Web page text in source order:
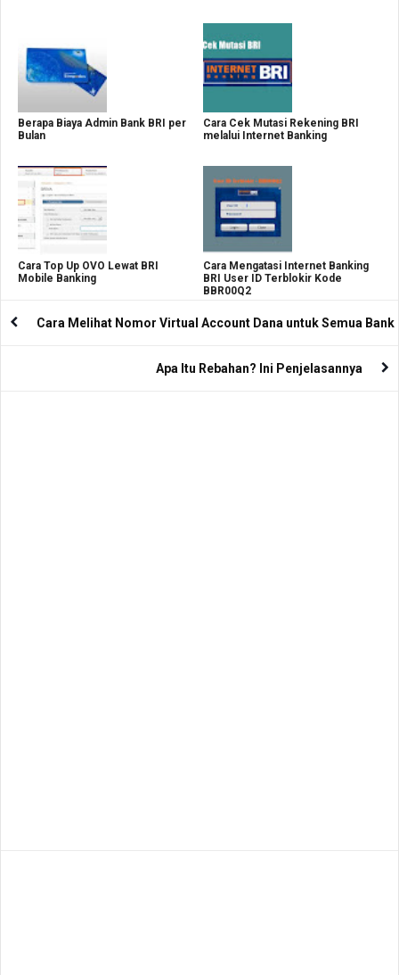
Berapa Biaya Admin Bank BRI per
Bulan
Cara Cek Mutasi Rekening BRI
melalui Internet Banking
Cara Top Up OVO Lewat BRI
Mobile Banking
Cara Mengatasi Internet Banking
BRI User ID Terblokir Kode
BBR00Q2
Cara Melihat Nomor Virtual Account Dana untuk Semua Bank
Apa Itu Rebahan? Ini Penjelasannya